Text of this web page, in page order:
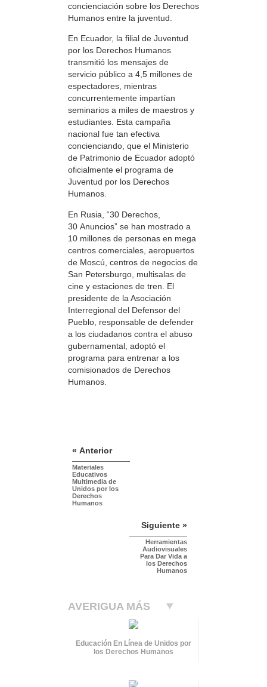
concienciación sobre los Derechos
Humanos entre la juventud.
En Ecuador, la filial de Juventud
por los Derechos Humanos
transmitió los mensajes de
servicio público a 4,5 millones de
espectadores, mientras
concurrentemente impartían
seminarios a miles de maestros y
estudiantes. Esta campaña
nacional fue tan efectiva
concienciando, que el Ministerio
de Patrimonio de Ecuador adoptó
oficialmente el programa de
Juventud por los Derechos
Humanos.
En Rusia, “30 Derechos,
30 Anuncios” se han mostrado a
10 millones de personas en mega
centros comerciales, aeropuertos
de Moscú, centros de negocios de
San Petersburgo, multisalas de
cine y estaciones de tren. El
presidente de la Asociación
Interregional del Defensor del
Pueblo, responsable de defender
a los ciudadanos contra el abuso
gubernamental, adoptó el
programa para entrenar a los
comisionados de Derechos
Humanos.
« Anterior
Materiales
Educativos
Multimedia de
Unidos por los
Derechos
Humanos
Siguiente »
Herramientas
Audiovisuales
Para Dar Vida a
los Derechos
Humanos
AVERIGUA MÁS
Educación En Línea de Unidos por
los Derechos Humanos